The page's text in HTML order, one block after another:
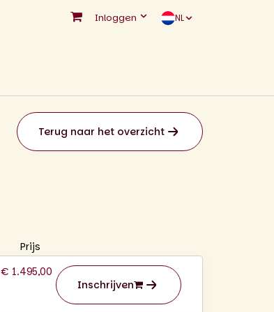
Inloggen NL
Terug naar het overzicht
Prijs
€ 1.495,00
Inschrijven